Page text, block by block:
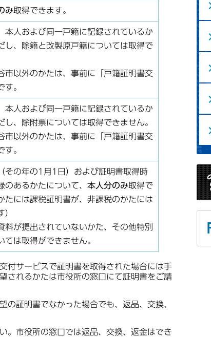
み取得できます。
本人および同一戸籍に記録されているか
し、除籍と改製原戸籍については取得で
市以外のかたは、事前に「戸籍証明書交
す。
本人および同一戸籍に記録されているか
、除附票については取得できません。
市以外のかたは、事前に「戸籍証明書交
す。
その年の1月1日）および証明書取得時
のあるかたについて、 本人分のみ取得で
たには課税証明書が、非課税のかたには
料が提出されていないかた、その他特別
は取得ができません。
付サービスで証明書を取得された場合には手
されるかたは市役所の窓口にて証明書をご請
証明書でなかった場合でも、返品、交換、
。市役所の窓口では返品、交換、返金はでき